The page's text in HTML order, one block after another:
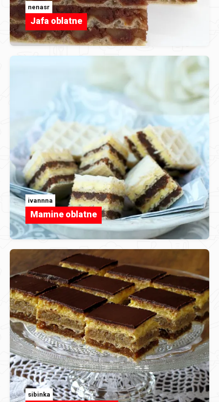
nenasr
Jafa oblatne
ivannna
Mamine oblatne
sibinka